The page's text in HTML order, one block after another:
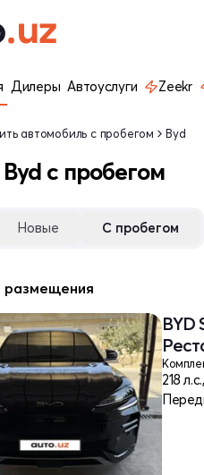
Дилеры Автоуслуги Zeekr
автомобиль с пробегом Byd
с пробегом
Новые С пробегом
размещения
BYD